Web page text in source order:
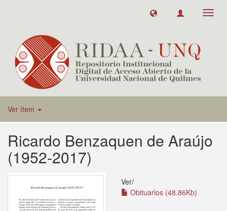
Ver ítem
Ricardo Benzaquen de Araújo
(1952-2017)
Ver/
Obituarios (48.86Kb)